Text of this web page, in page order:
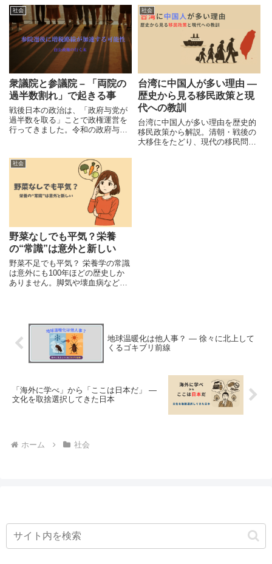
ら根菜類や地下茎などといった言
葉は思い浮かぶものの、具体的に
その言葉の意味やゴボウとイモの
違いを説明できる人は少ないので
はないでしょうか。今回は、そん
なゴボウとイモについての違いと
共に、関連する周辺知識をまとめ
て確認していってみます。
て適用される可能性がある罪をい
くつかまとめて紹介しています。
社会
衆議院と参議院 – 「両院の
過半数割れ」で起きる事
戦後日本の政治は、「政府与党が
過半数を取る」ことで政権運営を
行ってきました。令和の政府与党
数割れ」をすると何が起こるの
か、日本の政治制度を見直しなが
社会
台湾に中国人が多い理由 ―
歴史から見る移民政策と現
代への教訓
台湾に中国人が多い理由を歴史的
移民政策から解説。清朝・戦後の
大移住をたどり、現代の移民問題
社会
野菜なしでも平気？栄養
の“常識”は意外と新しい
野菜不足でも平気？ 栄養学の常識
は意外にも100年ほどの歴史しか
ありません。脚気や壊血病などの
地球温暖化は他人事？ ― 徐々に北上して
くるゴキブリ前線
「海外に学べ」から「ここは日本だ」 ―
文化を取捨選択してきた日本
ホーム 社会